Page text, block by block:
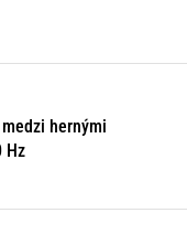
hernými
Hz